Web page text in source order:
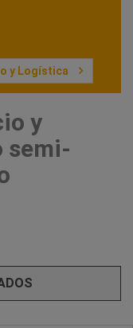
y Logística
y
semi-